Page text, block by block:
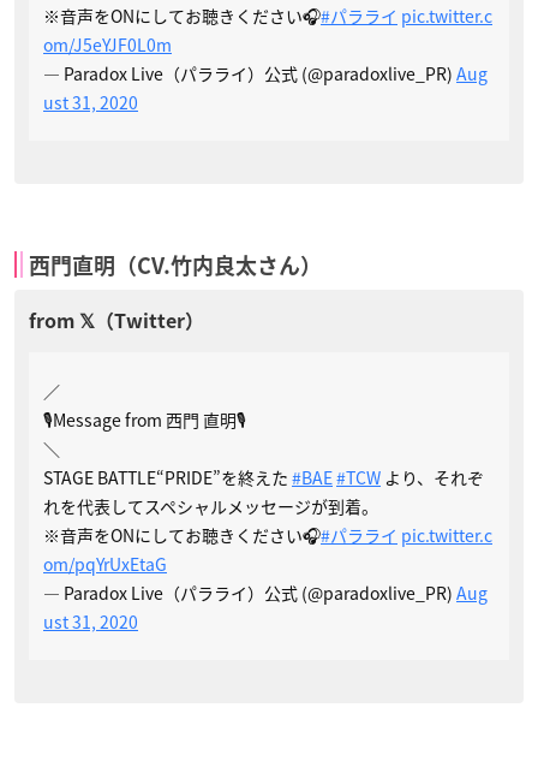
※音声をONにしてお聴きください🎧#パラライ pic.twitter.c
om/J5eYJF0L0m
— Paradox Live（パラライ）公式 (@paradoxlive_PR) Aug
ust 31, 2020
西門直明（CV.竹内良太さん）
／
🎙Message from 西門 直明🎙
＼
STAGE BATTLE“PRIDE”を終えた #BAE#TCW より、それぞ
れを代表してスペシャルメッセージが到着。
※音声をONにしてお聴きください🎧#パラライ pic.twitter.c
om/pqYrUxEtaG
— Paradox Live（パラライ）公式 (@paradoxlive_PR) Aug
ust 31, 2020